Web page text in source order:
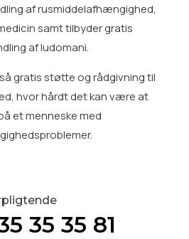
af rusmiddelafhængighed,
samt tilbyder gratis
af ludomani.
gratisstøtte og rådgivning til
hvor hårdt det kan være at
et menneske med
35 35 81